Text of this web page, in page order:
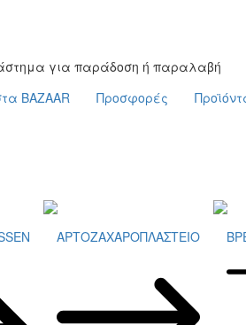
για παράδοση ή παραλαβή
BAZAAR Προσφορές
ΑΡΤΟΖΑΧΑΡΟΠΛΑΣΤΕΙΟ